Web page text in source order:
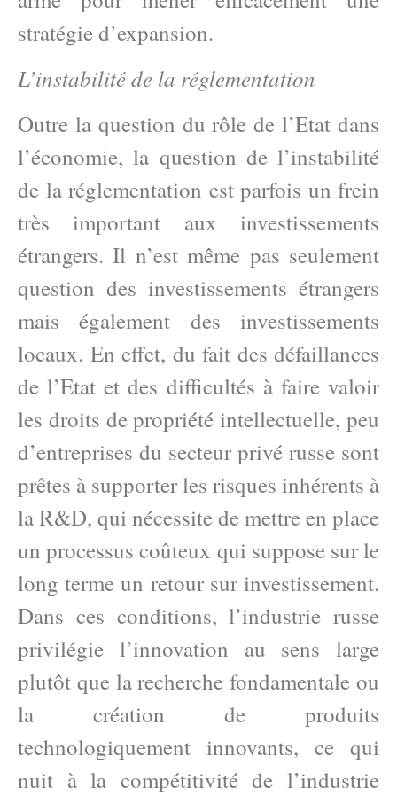
stratégie d’expansion.
L’instabilité de la réglementation
Outre la question du rôle de l’Etat dans
l’économie, la question de l’instabilité
de la réglementation est parfois un frein
très important aux investissements
étrangers. Il n’est même pas seulement
question des investissements étrangers
mais également des investissements
locaux. En effet, du fait des défaillances
de l’Etat et des difficultés à faire valoir
les droits de propriété intellectuelle, peu
d’entreprises du secteur privé russe sont
prêtes à supporter les risques inhérents à
la R&D, qui nécessite de mettre en place
un processus coûteux qui suppose sur le
long terme un retour sur investissement.
Dans ces conditions, l’industrie russe
privilégie l’innovation au sens large
plutôt que la recherche fondamentale ou
la création de produits
technologiquement innovants, ce qui
nuit à la compétitivité de l’industrie